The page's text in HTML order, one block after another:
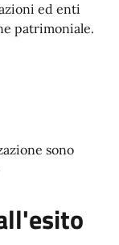
ed enti
patrimoniale.
sono